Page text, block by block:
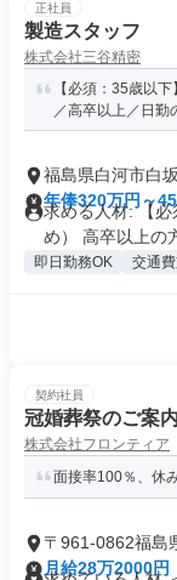
正社員
製造スタッフ
株式会社三谷精密
【必須：35歳以
／高卒以上／日勤
福島県白河市白坂
年俸320万円～
求める人材: 【
め） 高卒以上の
即日勤務OK 交通
契約社員
冠婚葬祭のご案
株式会社フロンティア
面接率100％、休
〒961-0862福島
月給28万2000円